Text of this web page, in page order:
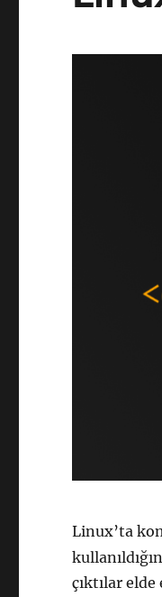
Linux’ta
çıktılar